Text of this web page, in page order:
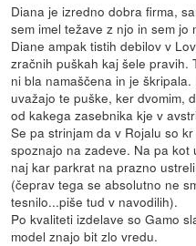
Diana je izredno dobra firma,
sem imel težave z njo in sem jo
Diane ampak tistih debilov v
zračnih puškah kaj šele pravih.
ni bla namaščena in je
uvažajo te puške, ker dvomim,
od kakega zasebnika kje v
Se pa strinjam da v Rojalu so
spoznajo na zadeve. Na pa kot
naj kar parkrat na prazno
(čeprav tega se absolutno ne
tesnilo...piše tud v navodilih).
Po kvaliteti izdelave so Gamo
model znajo bit zlo vredu.